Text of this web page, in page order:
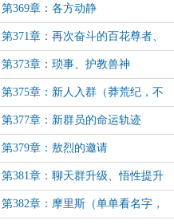
第369章：各方动静
第371章：再次奋斗的百花尊者、
清点收获
第373章：琐事、护教兽神
第375章：新人入群（莽荒纪，不
喜勿订）
第377章：新群员的命运轨迹
第379章：敖烈的邀请
第381章：聊天群升级、悟性提升
第382章：摩里斯（单单看名字，